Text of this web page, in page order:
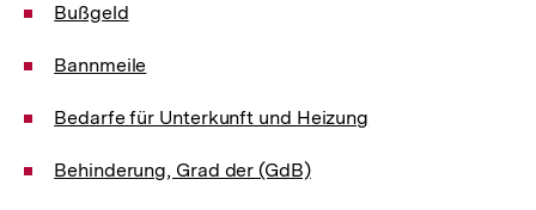
Bußgeld
Bannmeile
Bedarfe für Unterkunft und Heizung
Behinderung, Grad der (GdB)